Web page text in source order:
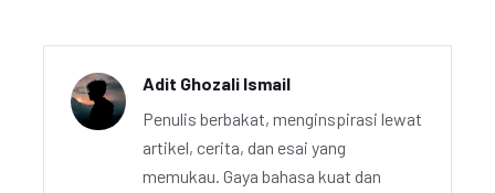
Adit Ghozali Ismail
Penulis berbakat, menginspirasi lewat
artikel, cerita, dan esai yang
memukau. Gaya bahasa kuat dan